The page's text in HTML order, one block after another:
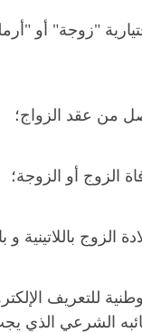
"زوجة" أو
من عقد الزواج؛
الزوج أو الزوجة؛
باللاتينية و
للتعريف
نائبه الشرعي